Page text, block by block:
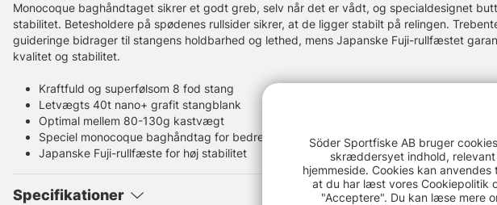
Monocoque baghåndtaget sikrer et godt greb, selv når det er vådt, og specialdesignet
stabilitet. Betesholdere på spødenes rullsider sikrer, at de ligger stabilt på relingen.
guideringe bidrager til stangens holdbarhed og lethed, mens Japanske Fuji-rullfæstet
kvalitet og stabilitet.
Kraftfuld og superfølsom 8 fod stang
Letvægts 40t nano+ grafit stangblank
Optimal mellem 80-130g kastvægt
Speciel monocoque baghåndtag for bedre greb
Japanske Fuji-rullfæste for høj stabilitet
Specifikationer
Söder Sportfiske AB bruger
skræddersyet indhold,
hjemmeside. Cookies kan
at du har læst vores Cookiepolitik
"Acceptere". Du kan læse mere